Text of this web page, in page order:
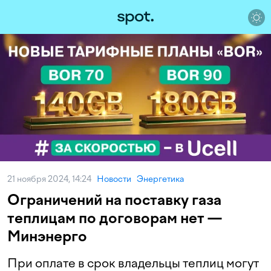
21 ноября 2024, 14:24 Новости Энергетика
Ограничений на поставку газа
теплицам по договорам нет —
Минэнерго
При оплате в срок владельцы теплиц могут